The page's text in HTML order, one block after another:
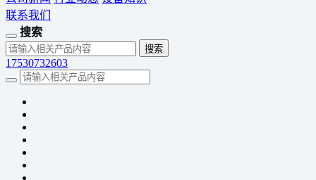
联系我们
搜索
17530732603